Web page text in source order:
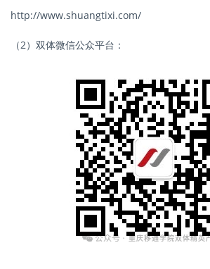
http://www.shuangtixi.com/
（2）双体微信公众平台：